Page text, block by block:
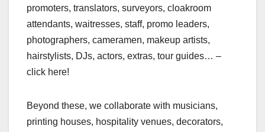
promoters, translators, surveyors, cloakroom
attendants, waitresses, staff, promo leaders,
photographers, cameramen, makeup artists,
hairstylists, DJs, actors, extras, tour guides… –
click here!
Beyond these, we collaborate with musicians,
printing houses, hospitality venues, decorators,